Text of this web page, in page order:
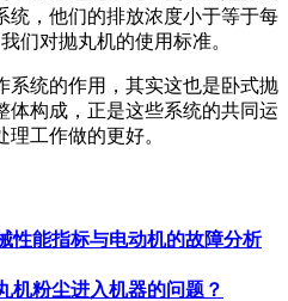
统，他们的排放浓度小于等于每
们对抛丸机的使用标准。
系统的作用，其实这也是卧式抛
体构成，正是这些系统的共同运
工作做的更好。
性能指标与电动机的故障分析
机粉尘进入机器的问题？